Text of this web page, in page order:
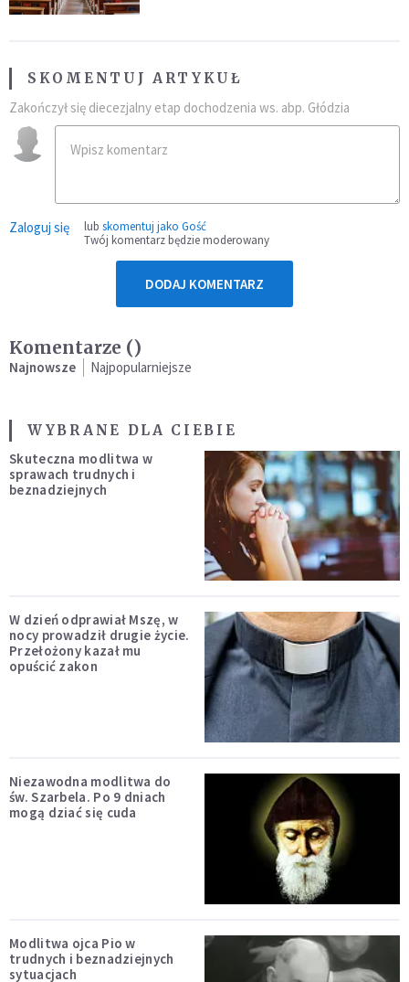
SKOMENTUJ ARTYKUŁ
Zakończył się diecezjalny etap dochodzenia ws. abp. Głódzia
Zaloguj się lub skomentuj jako Gość
Twój komentarz będzie moderowany
DODAJ KOMENTARZ
Komentarze ()
Najnowsze Najpopularniejsze
WYBRANE DLA CIEBIE
Skuteczna modlitwa w
sprawach trudnych i
beznadziejnych
W dzień odprawiał Mszę, w
nocy prowadził drugie życie.
Przełożony kazał mu
opuścić zakon
Niezawodna modlitwa do
św. Szarbela. Po 9 dniach
mogą dziać się cuda
Modlitwa ojca Pio w
trudnych i beznadziejnych
sytuacjach